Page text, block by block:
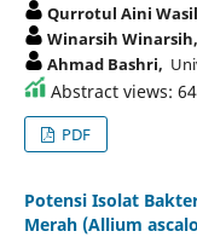
Qurrotul Aini
Winarsih Winarsih,
Ahmad Bashri,
Abstract views:
PDF
Potensi Isolat
Merah (Allium